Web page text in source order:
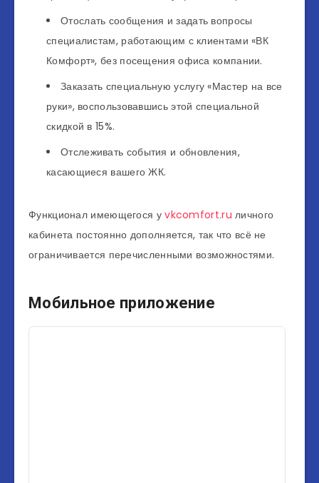
Отослать сообщения и задать вопросы
специалистам, работающим с клиентами «ВК
Комфорт», без посещения офиса компании.
Заказать специальную услугу «Мастер на все
руки», воспользовавшись этой специальной
скидкой в 15%.
Отслеживать события и обновления,
касающиеся вашего ЖК.
Функционал имеющегося уvkcomfort.ru личного
кабинета постоянно дополняется, так что всё не
ограничивается перечисленными возможностями.
Мобильное приложение